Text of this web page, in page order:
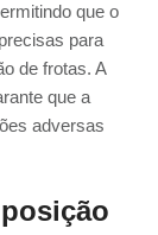
que o
para
de frotas. A
que a
adversas